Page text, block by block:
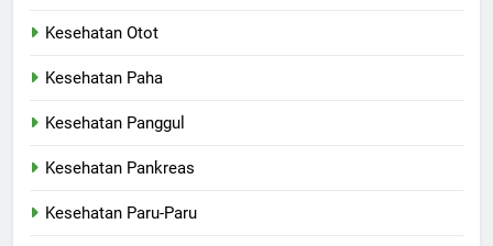
Kesehatan Otot
Kesehatan Paha
Kesehatan Panggul
Kesehatan Pankreas
Kesehatan Paru-Paru